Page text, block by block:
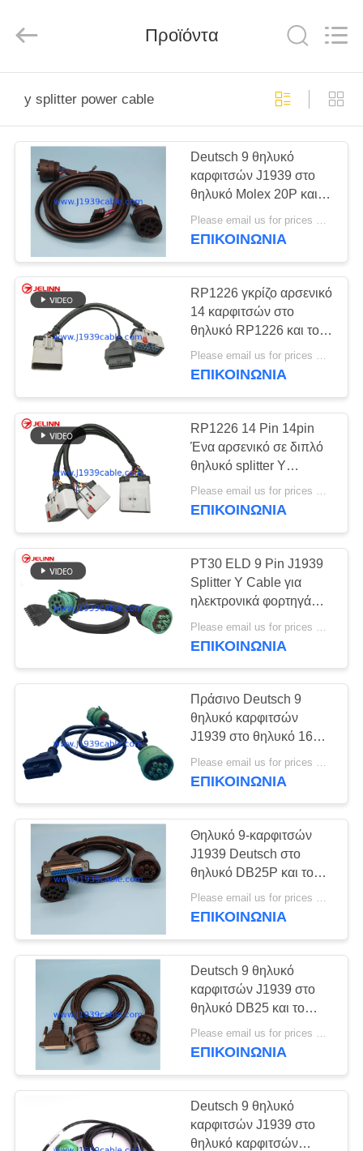
ΠΡΟΪΌΝΤΑ
ΠΕΡΊΠΟΥ
ΕΜΕΊΣ
ΓΎΡΟΣ
ΕΡΓΟΣΤΑΣΊΩΝ
ΠΟΙΟΤΙΚΌΣ
ΈΛΕΓΧΟΣ
ΜΑΣ
ΕΛΆΤΕ
ΕΠΑΦΉ
ΜΕ
ΖΗΤΉΣΤΕ
ΈΝΑ
ΑΠΌΣΠΑΣΜΑ
SITEMAP
PRIVACY
POLICY
Rights
Reserved.
Προϊόντα
y splitter power cable
Deutsch 9 θηλυκό
καρφιτσών J1939 στο
θηλυκό Molex 20P και το
αρσενικό καλώδιο
θραυστών Υ J1939
Please email us for prices MOQ:100 τεμ
ΕΠΙΚΟΙΝΩΝΊΑ
RP1226 γκρίζο αρσενικό
14 καρφιτσών στο
θηλυκό RP1226 και το
θηλυκό καλώδιο
θραυστών Υ 16
Please email us for prices MOQ:100 PC
ΕΠΙΚΟΙΝΩΝΊΑ
RP1226 14 Pin 14pin
Ένα αρσενικό σε διπλό
θηλυκό splitter Y
καλώδιο
Please email us for prices MOQ:100 τεμάχια
ΕΠΙΚΟΙΝΩΝΊΑ
PT30 ELD 9 Pin J1939
Splitter Y Cable για
ηλεκτρονικά φορτηγά
φορτηγά
ΕΠΙΚΟΙΝΩΝΊΑ
Πράσινο Deutsch 9
θηλυκό καρφιτσών
J1939 στο θηλυκό 16
καρφιτσών OBD2 OBD-
ΙΙ και το αρσενικό
Please email us for prices MOQ:100 τεμ
ΕΠΙΚΟΙΝΩΝΊΑ
Θηλυκό 9-καρφιτσών
J1939 Deutsch στο
θηλυκό DB25P και το
αρσενικό καλώδιο
θραυστών Υ J1939
Please email us for prices MOQ:100 τεμ
ΕΠΙΚΟΙΝΩΝΊΑ
Deutsch 9 θηλυκό
καρφιτσών J1939 στο
θηλυκό DB25 και το
αρσενικό καλώδιο
θραυστών Υ J1939
Please email us for prices MOQ:100 τεμ
ΕΠΙΚΟΙΝΩΝΊΑ
Deutsch 9 θηλυκό
καρφιτσών J1939 στο
θηλυκό καρφιτσών